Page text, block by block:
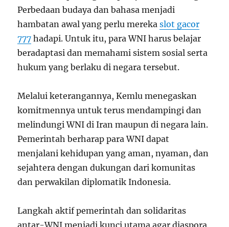
Perbedaan budaya dan bahasa menjadi
hambatan awal yang perlu merekaslot gacor
777 hadapi. Untuk itu, para WNI harus belajar
beradaptasi dan memahami sistem sosial serta
hukum yang berlaku di negara tersebut.
Melalui keterangannya, Kemlu menegaskan
komitmennya untuk terus mendampingi dan
melindungi WNI di Iran maupun di negara lain.
Pemerintah berharap para WNI dapat
menjalani kehidupan yang aman, nyaman, dan
sejahtera dengan dukungan dari komunitas
dan perwakilan diplomatik Indonesia.
Langkah aktif pemerintah dan solidaritas